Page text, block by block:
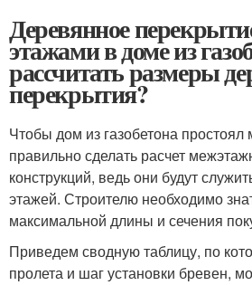
Деревянное
этажами в доме из
рассчитать размеры
перекрытия?
Чтобы дом из газобетона
правильно сделать расчет
конструкций, ведь они будут
этажей. Строителю необходимо
максимальной длины и сечения
Приведем сводную таблицу, по
пролета и шаг установки бревен,